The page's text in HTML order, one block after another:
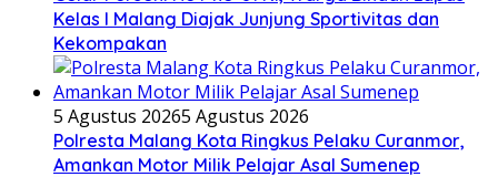
Kelas I Malang Diajak Junjung Sportivitas dan
Kekompakan
5 Agustus 20265 Agustus 2026
Polresta Malang Kota Ringkus Pelaku Curanmor,
Amankan Motor Milik Pelajar Asal Sumenep